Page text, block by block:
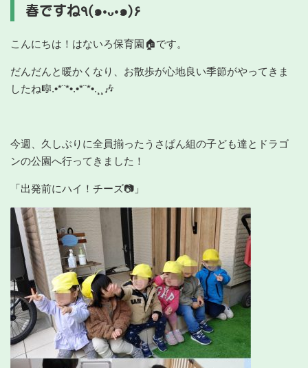
春ですね٩(๑•ᴗ•๑)۶
こんにちは！はないろ保育園🏠です。
だんだんと暖かくなり、お散歩が心地良い季節がやってきま
したね🎼.•*¨*•.•*¨*•.¸¸🎶
今週、久しぶりに全員揃ったうさぱん組の子ども達とドラゴ
ンの公園へ行ってきました！
「出発前にハイ！チーズ📷」